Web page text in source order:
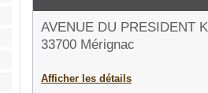
AVENUE DU PRESIDENT
33700 Mérignac
Afficher les détails